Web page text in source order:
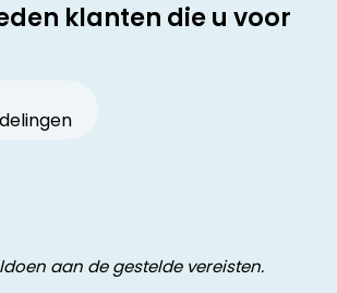
klanten die u voor
aan de gestelde vereisten.